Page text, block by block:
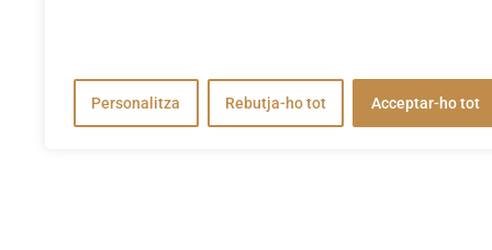
Personalitza Rebutja-ho tot Acceptar-ho tot